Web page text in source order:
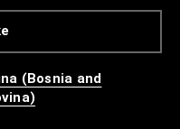
(Bosnia and